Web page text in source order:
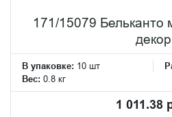
171/15079 Бельканто
декор
В упаковке: 10 шт
Вес: 0.8 кг
1 011.38